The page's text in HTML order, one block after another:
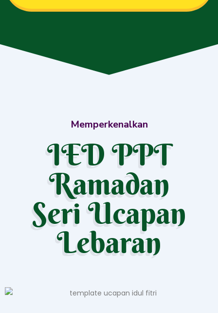
Memperkenalkan
IED PPT
Ramadan
Seri Ucapan
Lebaran